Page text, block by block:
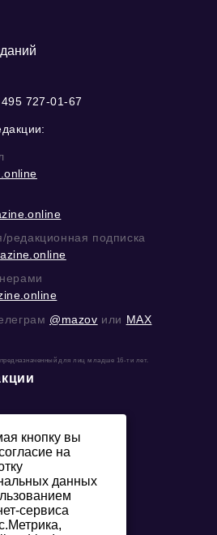
727-01-67
подписка
@mazov или MAX
для лиц младше 16-ти лет.
кнопку вы
на
данных
сервиса